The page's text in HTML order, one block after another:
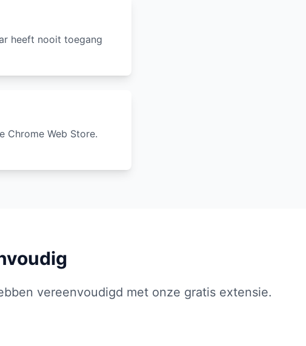
heeft nooit toegang
Chrome Web Store.
vereenvoudigd met onze gratis extensie.